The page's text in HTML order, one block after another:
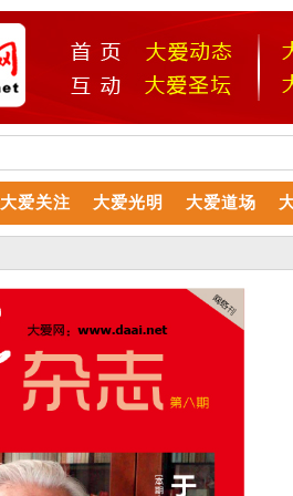
大爱关注 大爱光明 大爱道场